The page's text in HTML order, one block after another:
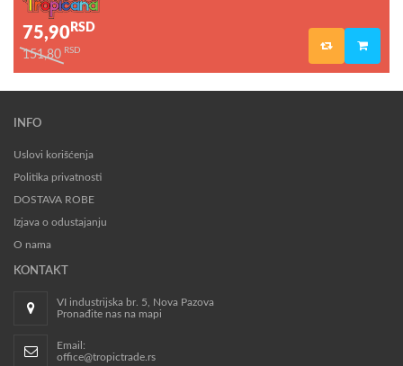
75,90 RSD
151,80 RSD
INFO
Uslovi korišćenja
Politika privatnosti
DOSTAVA ROBE
Izjava o odustajanju
O nama
KONTAKT
VI industrijska br. 5, Nova Pazova
Pronađite nas na mapi
Email:
office@tropictrade.rs